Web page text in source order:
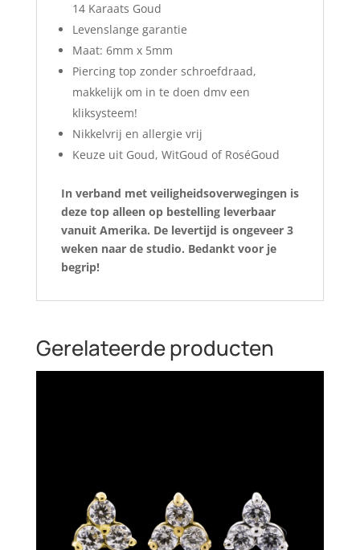
14 Karaats Goud
Levenslange garantie
Maat: 6mm x 5mm
Piercing top zonder schroefdraad,
makkelijk om in te doen dmv een
kliksysteem!
Nikkelvrij en allergie vrij
Keuze uit Goud, WitGoud of RoséGoud
In verband met veiligheidsoverwegingen is
deze top alleen op bestelling leverbaar
vanuit Amerika. De levertijd is ongeveer 3
weken naar de studio. Bedankt voor je
begrip!
Gerelateerde producten